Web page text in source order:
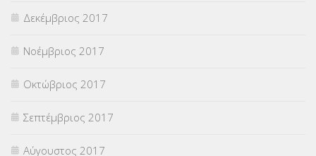
Δεκέμβριος 2017
Νοέμβριος 2017
Οκτώβριος 2017
Σεπτέμβριος 2017
Αύγουστος 2017